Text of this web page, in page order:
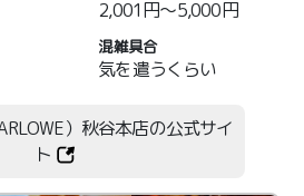
2,001円～5,000円
混雑具合
気を遣うくらい
）秋谷本店の公式サイ
ト